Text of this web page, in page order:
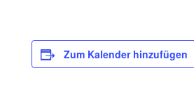
Zum Kalender hinzufügen